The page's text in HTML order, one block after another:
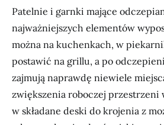
Patelnie i garnki mające
najważniejszych elementów
można na kuchenkach, w
postawić na grillu, a po
zajmują naprawdę niewiele
zwiększenia roboczej przestrzeni
w składane deski do krojenia z